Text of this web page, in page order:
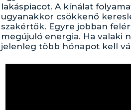
lakáspiacot. A kínálat
ugyanakkor csökkenő
szakértők. Egyre jobban
megújuló energia. Ha valaki
jelenleg több hónapot kell